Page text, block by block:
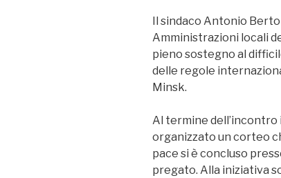
Il sindaco Antonio
Amministrazioni locali
pieno sostegno al
delle regole
Minsk.
Al termine
organizzato un corteo
pace si è concluso
pregato. Alla iniziativa